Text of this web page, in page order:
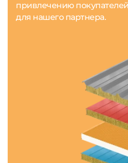
привлечению
для нашего партнера.